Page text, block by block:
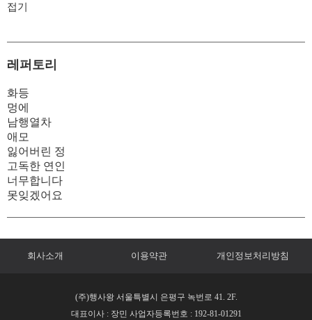
접기
레퍼토리
화등
멍에
남행열차
애모
잃어버린 정
고독한 연인
너무합니다
못잊겠어요
회사소개 이용약관 개인정보처리방침
(주)행사왕 서울특별시 은평구 녹번로 41. 2F.
대표이사 : 장민 사업자등록번호 : 192-81-01291